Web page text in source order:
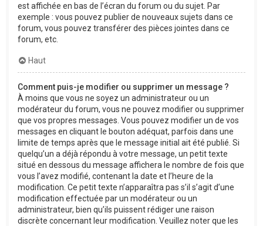
est affichée en bas de l’écran du forum ou du sujet. Par
exemple : vous pouvez publier de nouveaux sujets dans ce
forum, vous pouvez transférer des pièces jointes dans ce
forum, etc.
Haut
Comment puis-je modifier ou supprimer un message ?
À moins que vous ne soyez un administrateur ou un
modérateur du forum, vous ne pouvez modifier ou supprimer
que vos propres messages. Vous pouvez modifier un de vos
messages en cliquant le bouton adéquat, parfois dans une
limite de temps après que le message initial ait été publié. Si
quelqu’un a déjà répondu à votre message, un petit texte
situé en dessous du message affichera le nombre de fois que
vous l’avez modifié, contenant la date et l’heure de la
modification. Ce petit texte n’apparaîtra pas s’il s’agit d’une
modification effectuée par un modérateur ou un
administrateur, bien qu’ils puissent rédiger une raison
discrète concernant leur modification. Veuillez noter que les